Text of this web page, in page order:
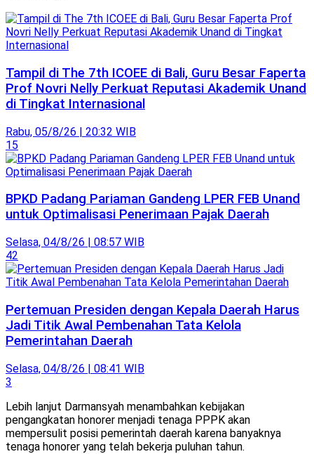
Tampil di The 7th ICOEE di Bali, Guru Besar Faperta
Prof Novri Nelly Perkuat Reputasi Akademik Unand
di Tingkat Internasional
Rabu, 05/8/26 | 20:32 WIB
15
BPKD Padang Pariaman Gandeng LPER FEB Unand
untuk Optimalisasi Penerimaan Pajak Daerah
Selasa, 04/8/26 | 08:57 WIB
42
Pertemuan Presiden dengan Kepala Daerah Harus
Jadi Titik Awal Pembenahan Tata Kelola
Pemerintahan Daerah
Selasa, 04/8/26 | 08:41 WIB
3
Lebih lanjut Darmansyah menambahkan kebijakan
pengangkatan honorer menjadi tenaga PPPK akan
mempersulit posisi pemerintah daerah karena banyaknya
tenaga honorer yang telah bekerja puluhan tahun.